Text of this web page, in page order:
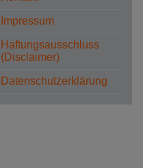
Impressum
Haftungsausschluss
(Disclaimer)
Datenschutzerklärung